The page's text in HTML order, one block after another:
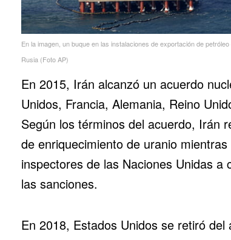
En la imagen, un buque en las instalaciones de exportación de
Rusia (Foto AP)
En 2015, Irán alcanzó un acuerdo
Unidos, Francia, Alemania, Reino
Según los términos del acuerdo, Irán
de enriquecimiento de uranio
inspectores de las Naciones Unidas a
las sanciones.
En 2018, Estados Unidos se retiró del